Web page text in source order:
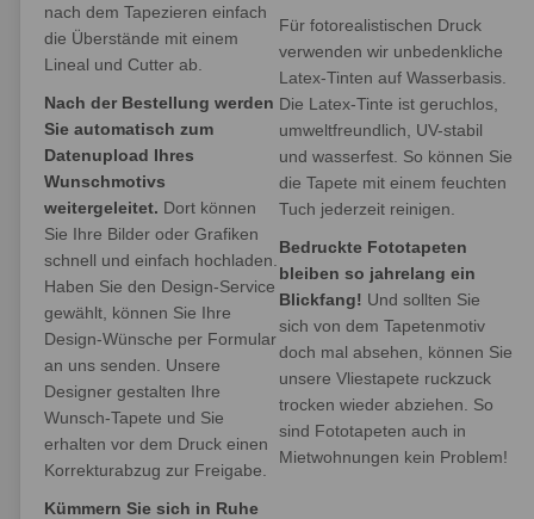
nach dem Tapezieren einfach
die Überstände mit einem
Lineal und Cutter ab.
Nach der Bestellung werden
Sie automatisch zum
Datenupload Ihres
Wunschmotivs
weitergeleitet. Dort können
Sie Ihre Bilder oder Grafiken
schnell und einfach hochladen.
Haben Sie den Design-Service
gewählt, können Sie Ihre
Design-Wünsche per Formular
an uns senden. Unsere
Designer gestalten Ihre
Wunsch-Tapete und Sie
erhalten vor dem Druck einen
Korrekturabzug zur Freigabe.
Kümmern Sie sich in Ruhe
Für fotorealistischen Druck
verwenden wir unbedenkliche
Latex-Tinten auf Wasserbasis.
Die Latex-Tinte ist geruchlos,
umweltfreundlich, UV-stabil
und wasserfest. So können Sie
die Tapete mit einem feuchten
Tuch jederzeit reinigen.
Bedruckte Fototapeten
bleiben so jahrelang ein
Blickfang! Und sollten Sie
sich von dem Tapetenmotiv
doch mal absehen, können Sie
unsere Vliestapete ruckzuck
trocken wieder abziehen. So
sind Fototapeten auch in
Mietwohnungen kein Problem!